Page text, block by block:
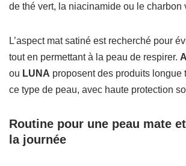
de thé vert, la niacinamide ou le charbon
L’aspect mat satiné est recherché pour
tout en permettant à la peau de respirer.
ou LUNA proposent des produits longue
ce type de peau, avec haute protection
Routine pour une peau mate
la journée